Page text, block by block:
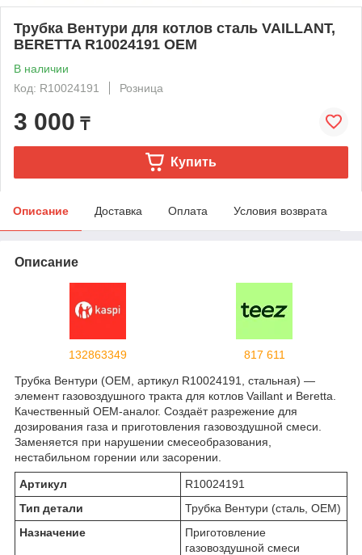
Трубка Вентури для котлов сталь VAILLANT,
BERETTA R10024191 OEM
В наличии
Код: R10024191
Розница
3 000 ₸
Купить
Описание Доставка Оплата Условия возврата
Описание
132863349
817 611
Трубка Вентури (OEM, артикул R10024191, стальная) —
элемент газовоздушного тракта для котлов Vaillant и Beretta.
Качественный OEM-аналог. Создаёт разрежение для
дозирования газа и приготовления газовоздушной смеси.
Заменяется при нарушении смесеобразования,
нестабильном горении или засорении.
Артикул
R10024191
Тип детали
Трубка Вентури (сталь, OEM)
Назначение
Приготовление
газовоздушной смеси